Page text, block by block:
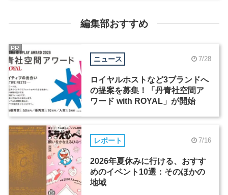
編集部おすすめ
ニュース 7/28
ロイヤルホストなど3ブランドへ
の提案を募集！「丹青社空間ア
ワード with ROYAL」が開始
PR
レポート 7/16
2026年夏休みに行ける、おすす
めのイベント10選：そのほかの
地域